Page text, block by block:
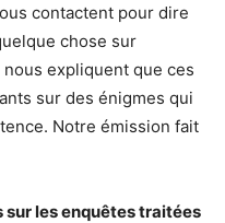
contactent pour dire
chose sur
nous expliquent que ces
sur des énigmes qui
Notre émission fait
sur les enquêtes traitées